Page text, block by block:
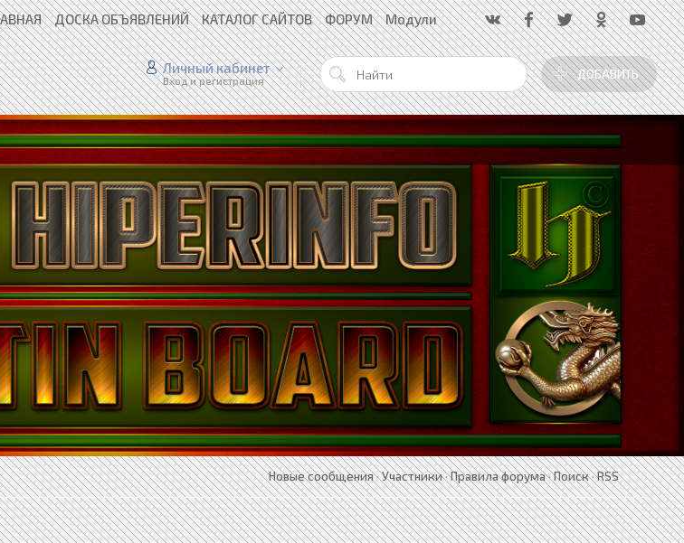
ДОСКА ОБЪЯВЛЕНИЙ КАТАЛОГ САЙТОВ ФОРУМ Модули
ДОБАВИТЬ
Личный кабинет
Вход и регистрация
Новые сообщения·Участники·Правила форума·Поиск·RSS